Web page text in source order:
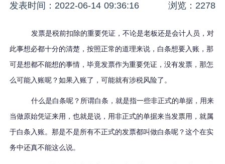
发表时间：2022-06-14 09:36:16 浏览：2278
发票是税前扣除的重要凭证，不论是老板还是会计人员，对
此事想必都十分的清楚，按照正常的道理来说，白条想要入账，那
可是想都不能想的事情，毕竟发票作为重要凭证，没有发票，那怎
么可能入账呢？如果入账了，可能就有涉税风险了。
什么是白条呢？所谓白条，就是指一些非正式的单据，用来
当做原始凭证来用，也就是说，用非正式的单据来当发票用，就属
于白条入账。那是不是所有不正式的发票都叫做白条呢？这个在实
务中还真不能这么说。